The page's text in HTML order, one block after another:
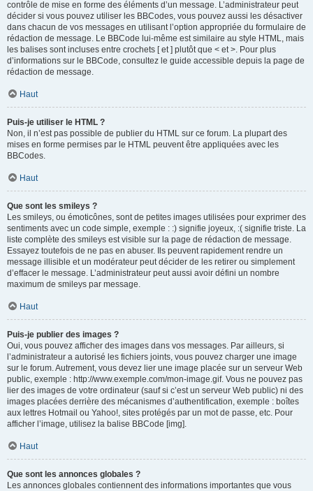
contrôle de mise en forme des éléments d’un message. L’administrateur peut
décider si vous pouvez utiliser les BBCodes, vous pouvez aussi les désactiver
dans chacun de vos messages en utilisant l’option appropriée du formulaire de
rédaction de message. Le BBCode lui-même est similaire au style HTML, mais
les balises sont incluses entre crochets [ et ] plutôt que < et >. Pour plus
d’informations sur le BBCode, consultez le guide accessible depuis la page de
rédaction de message.
Haut
Puis-je utiliser le HTML ?
Non, il n’est pas possible de publier du HTML sur ce forum. La plupart des
mises en forme permises par le HTML peuvent être appliquées avec les
BBCodes.
Haut
Que sont les smileys ?
Les smileys, ou émoticônes, sont de petites images utilisées pour exprimer des
sentiments avec un code simple, exemple : :) signifie joyeux, :( signifie triste. La
liste complète des smileys est visible sur la page de rédaction de message.
Essayez toutefois de ne pas en abuser. Ils peuvent rapidement rendre un
message illisible et un modérateur peut décider de les retirer ou simplement
d’effacer le message. L’administrateur peut aussi avoir défini un nombre
maximum de smileys par message.
Haut
Puis-je publier des images ?
Oui, vous pouvez afficher des images dans vos messages. Par ailleurs, si
l’administrateur a autorisé les fichiers joints, vous pouvez charger une image
sur le forum. Autrement, vous devez lier une image placée sur un serveur Web
public, exemple : http://www.exemple.com/mon-image.gif. Vous ne pouvez pas
lier des images de votre ordinateur (sauf si c’est un serveur Web public) ni des
images placées derrière des mécanismes d’authentification, exemple : boîtes
aux lettres Hotmail ou Yahoo!, sites protégés par un mot de passe, etc. Pour
afficher l’image, utilisez la balise BBCode [img].
Haut
Que sont les annonces globales ?
Les annonces globales contiennent des informations importantes que vous